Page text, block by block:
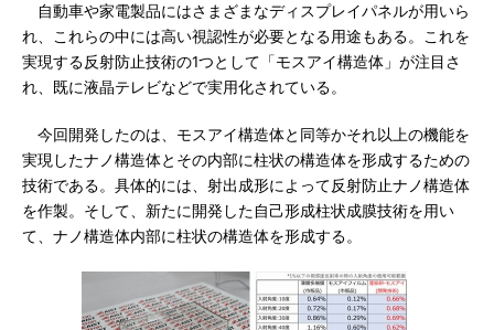
自動車や家電製品にはさまざまなディスプレイパネルが用いら
れ、これらの中には高い視認性が必要となる用途もある。これを
実現する反射防止技術の1つとして「モスアイ構造体」が注目さ
れ、既に液晶テレビなどで実用化されている。
今回開発したのは、モスアイ構造体と同等かそれ以上の機能を
実現したナノ構造体とその内部に柱状の構造体を形成するための
技術である。具体的には、射出成形によって反射防止ナノ構造体
を作製。そして、新たに開発した自己形成柱状成膜技術を用い
て、ナノ構造体内部に柱状の構造体を形成する。